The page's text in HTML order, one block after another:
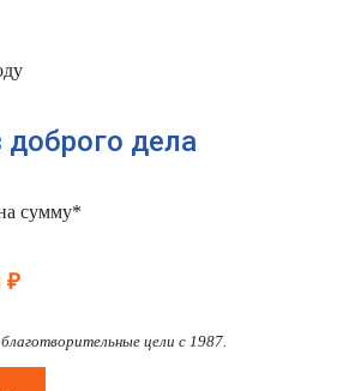
дела
сумму*
₽
цели с 1987.